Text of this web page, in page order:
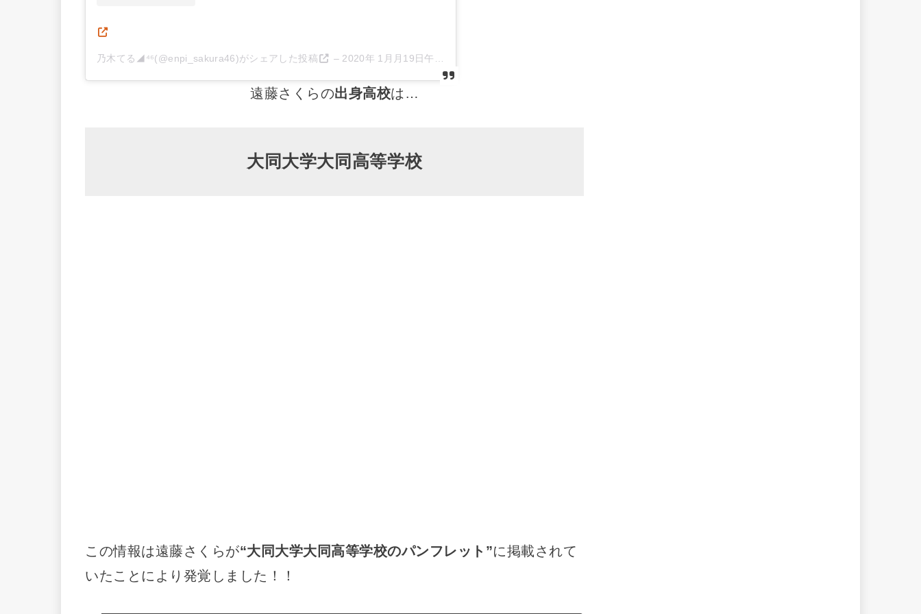
乃木てる◢⁴⁶(@enpi_sakura46)がシェアした投稿 – 2020年 1月月19日午後3時52分PST
遠藤さくらの出身高校は…
大同大学大同高等学校
この情報は遠藤さくらが“大同大学大同高等学校のパンフレット”に掲載されて
いたことにより発覚しました！！